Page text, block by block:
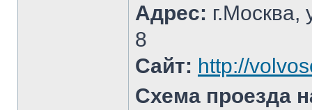
Адрес: г.Москва,
8
Сайт: http://
Схема проезда